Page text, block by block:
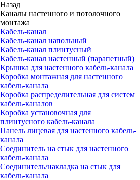
Назад
Каналы настенного и потолочного
монтажа
Кабель-канал
Кабель-канал напольный
Кабель-канал плинтусный
Кабель-канал настенный (парапетный)
Крышка для настенного кабель-канала
Коробка монтажная для настенного
кабель-канала
Коробка распределительная для систем
кабель-каналов
Коробка установочная для
плинтусного кабель-канала
Панель лицевая для настенного кабель-
канала
Соединитель на стык для настенного
кабель-канала
Соединитель/накладка на стык для
кабель-канала